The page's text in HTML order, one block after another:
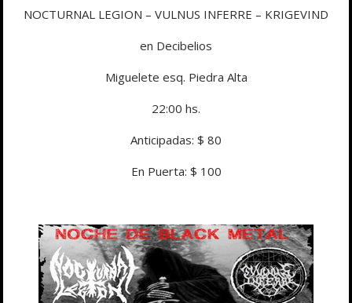
NOCTURNAL LEGION – VULNUS INFERRE – KRIGEVIND
en Decibelios
Miguelete esq. Piedra Alta
22:00 hs.
Anticipadas: $ 80
En Puerta: $ 100